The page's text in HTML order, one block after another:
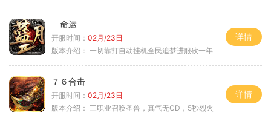
命运
开服时间： 02月/23日
版本介绍： 一切靠打自动挂机全民追梦进服砍一年
详情
７６合击
开服时间： 02月/23日
版本介绍： 三职业召唤圣兽，真气无CD，5秒烈火
详情